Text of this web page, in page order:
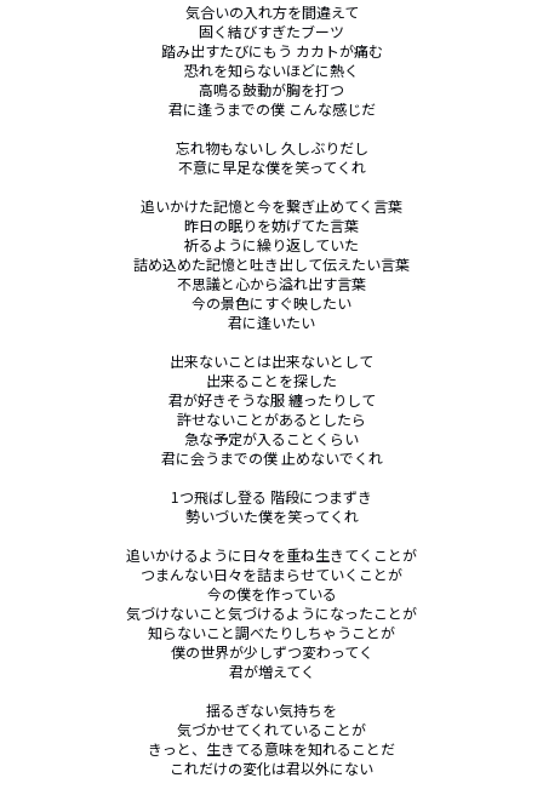
気合いの入れ方を間違えて
固く結びすぎたブーツ
踏み出すたびにもう カカトが痛む
恐れを知らないほどに熱く
高鳴る鼓動が胸を打つ
君に逢うまでの僕 こんな感じだ
忘れ物もないし 久しぶりだし
不意に早足な僕を笑ってくれ
追いかけた記憶と今を繋ぎ止めてく言葉
昨日の眠りを妨げてた言葉
祈るように繰り返していた
詰め込めた記憶と吐き出して伝えたい言葉
不思議と心から溢れ出す言葉
今の景色にすぐ映したい
君に逢いたい
出来ないことは出来ないとして
出来ることを探した
君が好きそうな服 纏ったりして
許せないことがあるとしたら
急な予定が入ることくらい
君に会うまでの僕 止めないでくれ
1つ飛ばし登る 階段につまずき
勢いづいた僕を笑ってくれ
追いかけるように日々を重ね生きてくことが
つまんない日々を詰まらせていくことが
今の僕を作っている
気づけないこと気づけるようになったことが
知らないこと調べたりしちゃうことが
僕の世界が少しずつ変わってく
君が増えてく
揺るぎない気持ちを
気づかせてくれていることが
きっと、生きてる意味を知れることだ
これだけの変化は君以外にない